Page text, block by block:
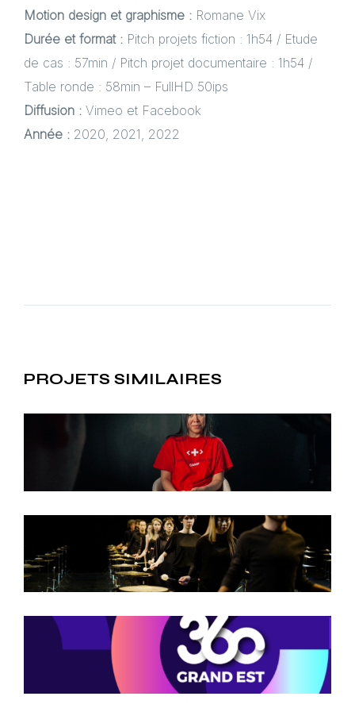
Motion design et graphisme : Romane Vix
Durée et format : Pitch projets fiction : 1h54 / Etude
de cas : 57min / Pitch projet documentaire : 1h54 /
Table ronde : 58min – FullHD 50ips
Diffusion : Vimeo et Facebook
Année : 2020, 2021, 2022
PROJETS SIMILAIRES